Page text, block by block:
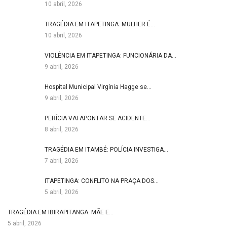
10 abril, 2026
TRAGÉDIA EM ITAPETINGA: MULHER É…
10 abril, 2026
VIOLÊNCIA EM ITAPETINGA: FUNCIONÁRIA DA…
9 abril, 2026
Hospital Municipal Virgínia Hagge se…
9 abril, 2026
PERÍCIA VAI APONTAR SE ACIDENTE…
8 abril, 2026
TRAGÉDIA EM ITAMBÉ: POLÍCIA INVESTIGA…
7 abril, 2026
ITAPETINGA: CONFLITO NA PRAÇA DOS…
5 abril, 2026
TRAGÉDIA EM IBIRAPITANGA: MÃE E…
5 abril, 2026